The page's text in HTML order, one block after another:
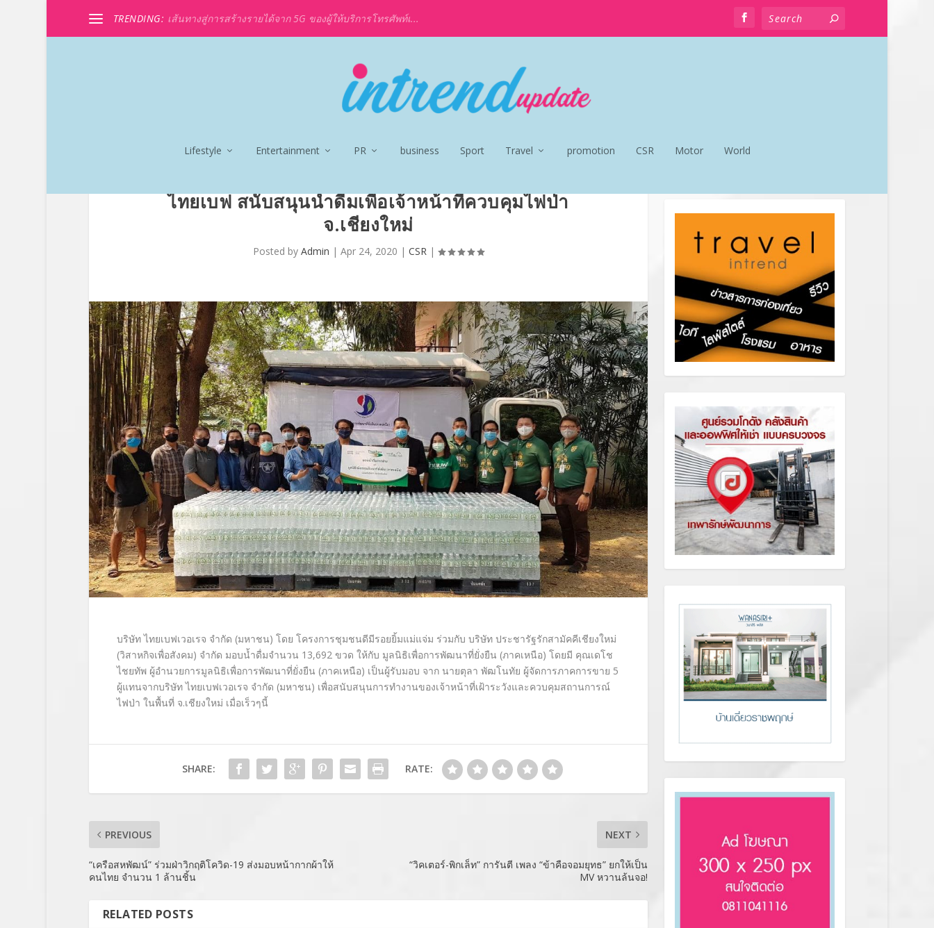
TRENDING: เส้นทางสู่การสร้างรายได้จาก 5G ของผู้ให้บริการโทรศัพท์เ...
Lifestyle Entertainment PR business Sport Travel promotion CSR Motor World
ไทยเบฟ สนับสนุนน้ำดื่มเพื่อเจ้าหน้าที่ควบคุมไฟป่า
จ.เชียงใหม่
Posted by Admin | Apr 24, 2020 | CSR|
บริษัท ไทยเบฟเวอเรจ จำกัด (มหาชน) โดย โครงการชุมชนดีมีรอยยิ้มแม่แจ่ม ร่วมกับ บริษัท ประชารัฐรักสามัคคีเชียงใหม่
(วิสาหกิจเพื่อสังคม) จำกัด มอบน้ำดื่มจำนวน 13,692 ขวด ให้กับ มูลนิธิเพื่อการพัฒนาที่ยั่งยืน (ภาคเหนือ) โดยมี คุณเดโช
ไชยทัพ ผู้อำนวยการมูลนิธิเพื่อการพัฒนาที่ยั่งยืน (ภาคเหนือ) เป็นผู้รับมอบ จาก นายตุลา พัฒโนทัย ผู้จัดการภาคการขาย 5
ผู้แทนจากบริษัท ไทยเบฟเวอเรจ จำกัด (มหาชน) เพื่อสนับสนุนการทำงานของเจ้าหน้าที่เฝ้าระวังและควบคุมสถานการณ์
ไฟป่า ในพื้นที่ จ.เชียงใหม่ เมื่อเร็วๆนี้
SHARE: RATE:
PREVIOUS
“เครือสหพัฒน์” ร่วมฝ่าวิกฤติโควิด-19 ส่งมอบหน้ากากผ้าให้
คนไทย จำนวน 1 ล้านชิ้น
NEXT
“วิคเตอร์-พิกเล็ท” การันตี เพลง “ข้าคือจอมยุทธ” ยกให้เป็น
MV หวานล้นจอ!
RELATED POSTS